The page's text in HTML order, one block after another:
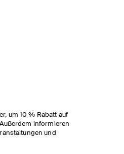
um 10 % Rabatt auf
informieren
und